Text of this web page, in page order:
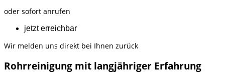
oder sofort anrufen
jetzt erreichbar
Wir melden uns direkt bei Ihnen zurück
Rohrreinigung mit langjähriger Erfahrung